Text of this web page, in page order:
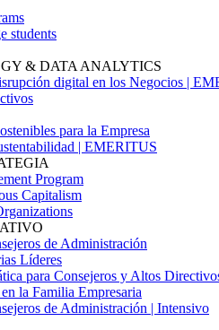
students
& DATA ANALYTICS
digital en los Negocios |
para la Empresa
| EMERITUS
Program
Capitalism
de Administración
Líderes
para Consejeros y Altos
la Familia Empresaria
de Administración | Intensivo